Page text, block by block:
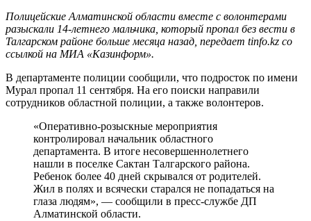
Полицейские Алматинской области вместе с волонтерами
разыскали 14-летнего мальчика, который пропал без вести в
Талгарском районе больше месяца назад, передает tinfo.kz со
ссылкой на МИА «Казинформ».
В департаменте полиции сообщили, что подросток по имени
Мурал пропал 11 сентября. На его поиски направили
сотрудников областной полиции, а также волонтеров.
«Оперативно-розыскные мероприятия
контролировал начальник областного
департамента. В итоге несовершеннолетнего
нашли в поселке Сактан Талгарского района.
Ребенок более 40 дней скрывался от родителей.
Жил в полях и всячески старался не попадаться на
глаза людям», — сообщили в пресс-службе ДП
Алматинской области.